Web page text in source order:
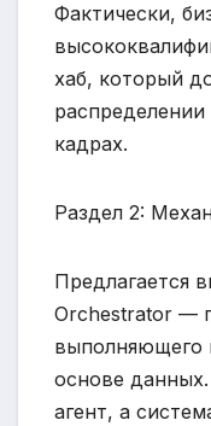
Фактически,
хаб, который
кадрах.
Раздел 2:
Предлагается
Orchestrator —
выполняющего
основе
агент, а